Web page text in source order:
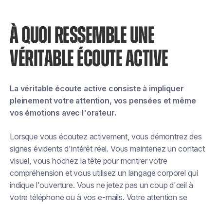
À QUOI RESSEMBLE UNE
VÉRITABLE ÉCOUTE ACTIVE
La véritable écoute active consiste à impliquer
pleinement votre attention, vos pensées et même
vos émotions avec l'orateur.
Lorsque vous écoutez activement, vous démontrez des
signes évidents d'intérêt réel. Vous maintenez un contact
visuel, vous hochez la tête pour montrer votre
compréhension et vous utilisez un langage corporel qui
indique l'ouverture. Vous ne jetez pas un coup d'œil à
votre téléphone ou à vos e-mails. Votre attention se